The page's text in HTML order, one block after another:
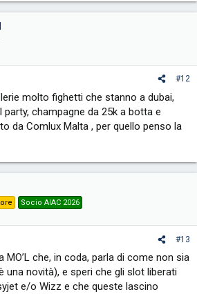
#12
molto fighetti che stanno a dubai,
champagne da 25k a botta e
da Comlux Malta , per quello penso la
Socio AIAC 2026
#13
che, in coda, parla di come non sia
una novità), e speri che gli slot liberati
e/o Wizz e che queste lascino